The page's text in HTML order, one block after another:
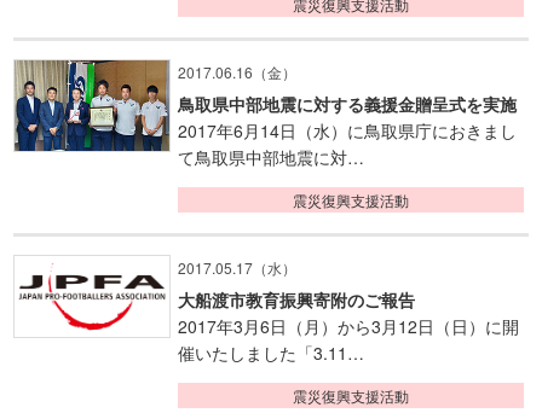
震災復興支援活動
2017.06.16（金）
鳥取県中部地震に対する義援金贈呈式を実施
2017年6月14日（水）に鳥取県庁におきまし
て鳥取県中部地震に対…
震災復興支援活動
2017.05.17（水）
大船渡市教育振興寄附のご報告
2017年3月6日（月）から3月12日（日）に開
催いたしました「3.11…
震災復興支援活動